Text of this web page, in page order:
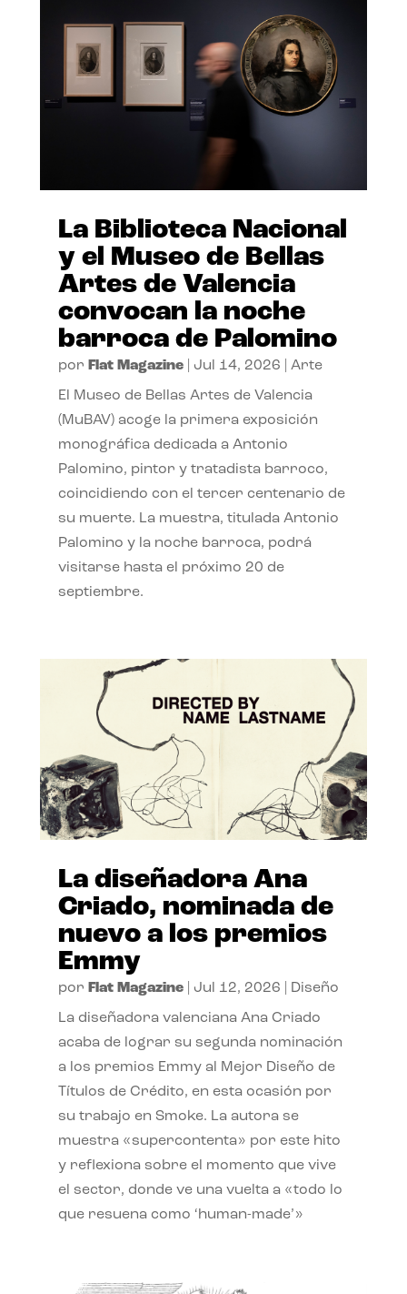
La Biblioteca Nacional
y el Museo de Bellas
Artes de Valencia
convocan la noche
barroca de Palomino
por Flat Magazine| Jul 14, 2026 Arte
El Museo de Bellas Artes de Valencia
(MuBAV) acoge la primera exposición
monográfica dedicada a Antonio
Palomino, pintor y tratadista barroco,
coincidiendo con el tercer centenario de
su muerte. La muestra, titulada Antonio
Palomino y la noche barroca, podrá
visitarse hasta el próximo 20 de
septiembre.
La diseñadora Ana
Criado, nominada de
nuevo a los premios
Emmy
por Flat Magazine| Jul 12, 2026 Diseño
La diseñadora valenciana Ana Criado
acaba de lograr su segunda nominación
a los premios Emmy al Mejor Diseño de
Títulos de Crédito, en esta ocasión por
su trabajo en Smoke. La autora se
muestra «supercontenta» por este hito
y reflexiona sobre el momento que vive
el sector, donde ve una vuelta a «todo lo
que resuena como ‘human-made’»